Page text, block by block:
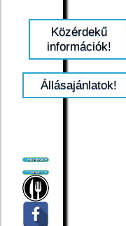
Közérdekű
információk!
Állásajánlatok!